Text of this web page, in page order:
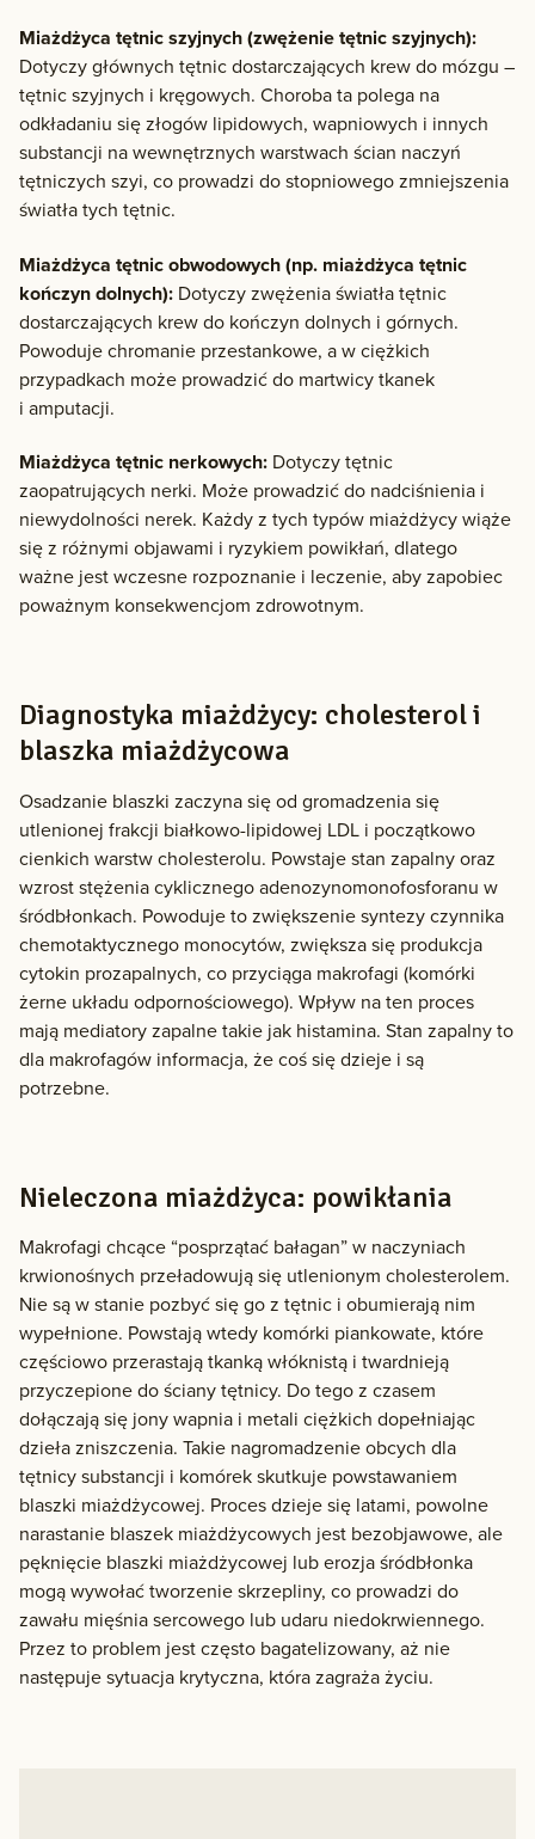
Miażdżyca tętnic szyjnych (zwężenie tętnic szyjnych):
Dotyczy głównych tętnic dostarczających krew do mózgu –
tętnic szyjnych i kręgowych. Choroba ta polega na
odkładaniu się złogów lipidowych, wapniowych i innych
substancji na wewnętrznych warstwach ścian naczyń
tętniczych szyi, co prowadzi do stopniowego zmniejszenia
światła tych tętnic.
Miażdżyca tętnic obwodowych (np. miażdżyca tętnic
kończyn dolnych): Dotyczy zwężenia światła tętnic
dostarczających krew do kończyn dolnych i górnych.
Powoduje chromanie przestankowe, a w ciężkich
przypadkach może prowadzić do martwicy tkanek
i amputacji.
Miażdżyca tętnic nerkowych: Dotyczy tętnic
zaopatrujących nerki. Może prowadzić do nadciśnienia i
niewydolności nerek. Każdy z tych typów miażdżycy wiąże
się z różnymi objawami i ryzykiem powikłań, dlatego
ważne jest wczesne rozpoznanie i leczenie, aby zapobiec
poważnym konsekwencjom zdrowotnym.
Diagnostyka miażdżycy: cholesterol i
blaszka miażdżycowa
Osadzanie blaszki zaczyna się od gromadzenia się
utlenionej frakcji białkowo-lipidowej LDL i początkowo
cienkich warstw cholesterolu. Powstaje stan zapalny oraz
wzrost stężenia cyklicznego adenozynomonofosforanu w
śródbłonkach. Powoduje to zwiększenie syntezy czynnika
chemotaktycznego monocytów, zwiększa się produkcja
cytokin prozapalnych, co przyciąga makrofagi (komórki
żerne układu odpornościowego). Wpływ na ten proces
mają mediatory zapalne takie jak histamina. Stan zapalny to
dla makrofagów informacja, że coś się dzieje i są
potrzebne.
Nieleczona miażdżyca: powikłania
Makrofagi chcące “posprzątać bałagan” w naczyniach
krwionośnych przeładowują się utlenionym cholesterolem.
Nie są w stanie pozbyć się go z tętnic i obumierają nim
wypełnione. Powstają wtedy komórki piankowate, które
częściowo przerastają tkanką włóknistą i twardnieją
przyczepione do ściany tętnicy. Do tego z czasem
dołączają się jony wapnia i metali ciężkich dopełniając
dzieła zniszczenia. Takie nagromadzenie obcych dla
tętnicy substancji i komórek skutkuje powstawaniem
blaszki miażdżycowej. Proces dzieje się latami, powolne
narastanie blaszek miażdżycowych jest bezobjawowe, ale
pęknięcie blaszki miażdżycowej lub erozja śródbłonka
mogą wywołać tworzenie skrzepliny, co prowadzi do
zawału mięśnia sercowego lub udaru niedokrwiennego.
Przez to problem jest często bagatelizowany, aż nie
następuje sytuacja krytyczna, która zagraża życiu.